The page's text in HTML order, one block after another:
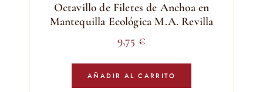
Octavillo de Filetes de Anchoa en
Mantequilla Ecológica M.A. Revilla
9,75 €
AÑADIR AL CARRITO